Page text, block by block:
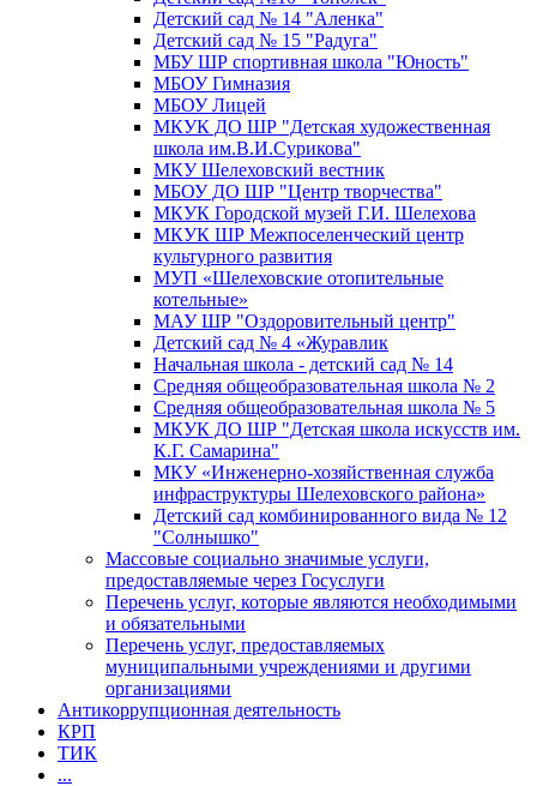
Детский сад № 14 "Аленка"
Детский сад № 15 "Радуга"
МБУ ШР спортивная школа "Юность"
МБОУ Гимназия
МБОУ Лицей
МКУК ДО ШР "Детская художественная
школа им.В.И.Сурикова"
МКУ Шелеховский вестник
МБОУ ДО ШР "Центр творчества"
МКУК Городской музей Г.И. Шелехова
МКУК ШР Межпоселенческий центр
культурного развития
МУП «Шелеховские отопительные
котельные»
МАУ ШР "Оздоровительный центр"
Детский сад № 4 «Журавлик
Начальная школа - детский сад № 14
Средняя общеобразовательная школа № 2
Средняя общеобразовательная школа № 5
МКУК ДО ШР "Детская школа искусств им.
К.Г. Самарина"
МКУ «Инженерно-хозяйственная служба
инфраструктуры Шелеховского района»
Детский сад комбинированного вида № 12
"Солнышко"
Массовые социально значимые услуги,
предоставляемые через Госуслуги
Перечень услуг, которые являются необходимыми
и обязательными
Перечень услуг, предоставляемых
муниципальными учреждениями и другими
организациями
Антикоррупционная деятельность
КРП
ТИК
...